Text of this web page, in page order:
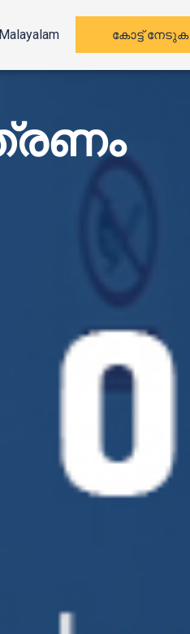
Malayalam കോട്ട് നേടുക